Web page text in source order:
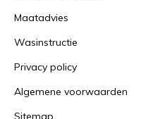
Maatadvies
Wasinstructie
Privacy policy
Algemene voorwaarden
Sitemap